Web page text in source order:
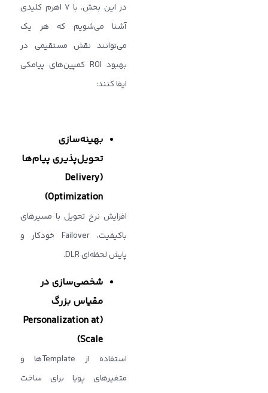
در این بخش، با ۷ اهرم کلیدی
آشنا می‌شویم که هر یک
می‌توانند نقش مستقیمی در
بهبود ROI کمپین‌های پیامکی
ایفا کنند:
بهینه‌سازی
تحویل‌پذیری پیام‌ها
(Delivery
Optimization)
افزایش نرخ تحویل با مسیرهای
باکیفیت، Failover خودکار و
پایش لحظه‌ای DLR.
شخصی‌سازی در
مقیاس بزرگ
(Personalization at
Scale)
استفاده از Templateها و
متغیرهای پویا برای ساخت